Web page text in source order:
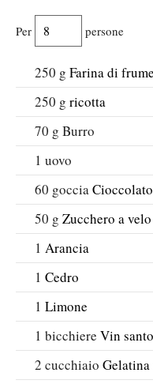
Per persone
250 g Farina di
250 g ricotta
70 g Burro
1 uovo
60 goccia
50 g Zucchero a velo
1 Arancia
1 Cedro
1 Limone
1 bicchiere Vin santo
2 cucchiaio